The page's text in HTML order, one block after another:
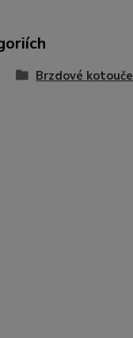
Brzdové kotouče